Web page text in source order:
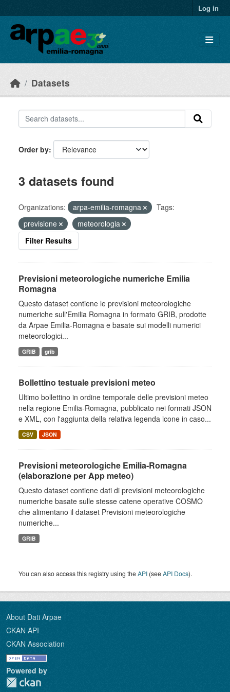
Log in
Datasets
Order by
3 datasets found
Organizations: arpa-emilia-romagna
Tags:
previsione
meteorologia
Filter Results
Previsioni meteorologiche numeriche Emilia
Romagna
Questo dataset contiene le previsioni meteorologiche
numeriche sull'Emilia Romagna in formato GRIB, prodotte
da Arpae Emilia-Romagna e basate sui modelli numerici
meteorologici...
GRIB grib
Bollettino testuale previsioni meteo
Ultimo bollettino in ordine temporale delle previsioni meteo
nella regione Emilia-Romagna, pubblicato nei formati JSON
e XML, con l'aggiunta della relativa legenda icone in caso...
CSV JSON
Previsioni meteorologiche Emilia-Romagna
(elaborazione per App meteo)
Questo dataset contiene dati di previsioni meteorologiche
numeriche basate sulle stesse catene operative COSMO
che alimentano il dataset Previsioni meteorologiche
numeriche...
GRIB
You can also access this registry using theAPI (seeAPI Docs).
About Dati Arpae
CKAN API
CKAN Association
Powered by